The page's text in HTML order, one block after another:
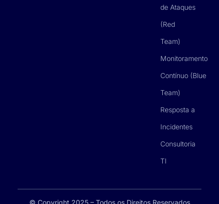
de Ataques
(Red
Team)
Monitoramento
Contínuo (Blue
Team)
Resposta a
Incidentes
Consultoria
TI